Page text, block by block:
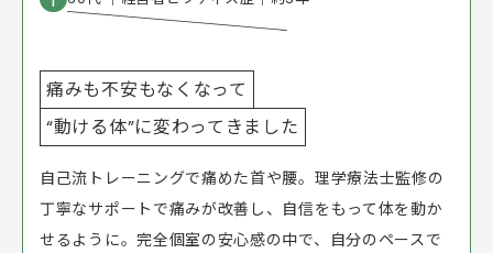
痛みも不安もなくなって
“動ける体”に変わってきました
自己流トレーニングで痛めた首や腰。理学療法士監修の
丁寧なサポートで痛みが改善し、自信をもって体を動か
せるように。完全個室の安心感の中で、自分のペースで